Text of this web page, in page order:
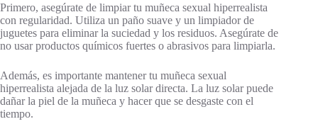
Primero, asegúrate de limpiar tu muñeca sexual hiperrealista
con regularidad. Utiliza un paño suave y un limpiador de
juguetes para eliminar la suciedad y los residuos. Asegúrate de
no usar productos químicos fuertes o abrasivos para limpiarla.
Además, es importante mantener tu muñeca sexual
hiperrealista alejada de la luz solar directa. La luz solar puede
dañar la piel de la muñeca y hacer que se desgaste con el
tiempo.